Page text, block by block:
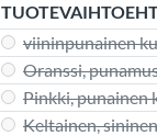
viininpunainen
Oranssi,
Pinkki, punainen
Keltainen,